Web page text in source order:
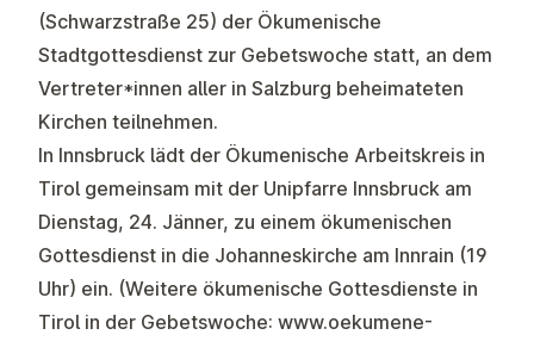
(Schwarzstraße 25) der Ökumenische
Stadtgottesdienst zur Gebetswoche statt, an dem
Vertreter*innen aller in Salzburg beheimateten
Kirchen teilnehmen.
In Innsbruck lädt der Ökumenische Arbeitskreis in
Tirol gemeinsam mit der Unipfarre Innsbruck am
Dienstag, 24. Jänner, zu einem ökumenischen
Gottesdienst in die Johanneskirche am Innrain (19
Uhr) ein. (Weitere ökumenische Gottesdienste in
Tirol in der Gebetswoche: www.oekumene-